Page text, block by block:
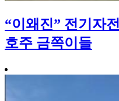
“이왜진” 전기자
호주 금쪽이들